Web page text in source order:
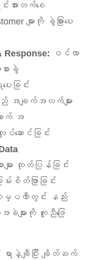
င်းအားတက်စေ
များကို ခွဲခြားပေး
Response: ဝင်လာ
ားခွဲ
ေးခြင်း
အချက်အလက်များ
ာက် အ
ပ်ဆောင်ခြင်း
ား ထုတ်ပြန်ခြင်း
တ်ဖြာခြင်း
မ္ပဏီတွင်း နည်း
များကို ကူညီဖြေ
ရာနဲ့ချီပြီး ချိတ်ဆက်